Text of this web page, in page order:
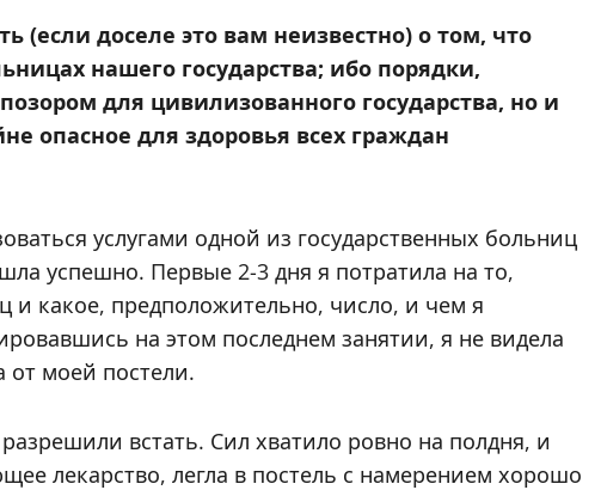
доселе это вам неизвестно) о том, что
нашего государства; ибо порядки,
для цивилизованного государства, но и
опасное для здоровья всех граждан
услугами одной из государственных больниц
успешно. Первые 2-3 дня я потратила на то,
и какое, предположительно, число, и чем я
на этом последнем занятии, я не видела
от моей постели.
встать. Сил хватило ровно на полдня, и
лекарство, легла в постель с намерением хорошо